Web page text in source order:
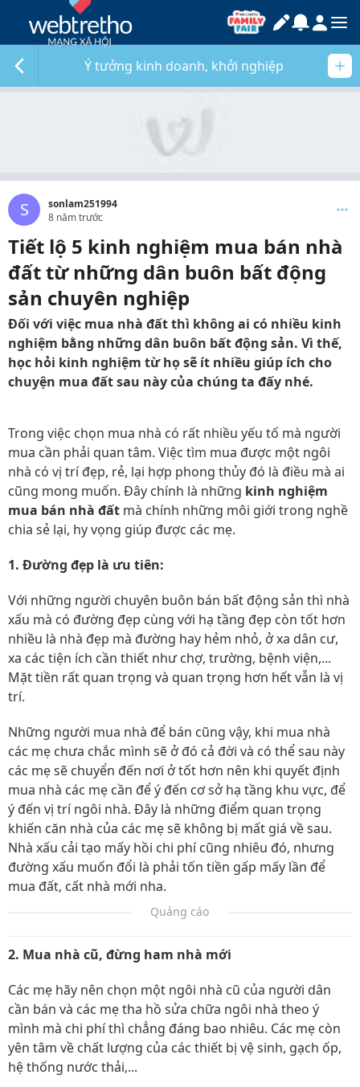
Ý tưởng kinh doanh, khởi nghiệp
S
sonlam251994
8 năm trước
Tiết lộ 5 kinh nghiệm mua bán nhà
đất từ những dân buôn bất động
sản chuyên nghiệp
Đối với việc mua nhà đất thì không ai có nhiều kinh
nghiệm bằng những dân buôn bất động sản. Vì thế,
học hỏi kinh nghiệm từ họ sẽ ít nhiều giúp ích cho
chuyện mua đất sau này của chúng ta đấy nhé.
Trong việc chọn mua nhà có rất nhiều yếu tố mà người
mua cần phải quan tâm. Việc tìm mua được một ngôi
nhà có vị trí đẹp, rẻ, lại hợp phong thủy đó là điều mà ai
cũng mong muốn. Đây chính là những kinh nghiệm
mua bán nhà đất mà chính những môi giới trong nghề
chia sẻ lại, hy vọng giúp được các mẹ.
1. Đường đẹp là ưu tiên:
Với những người chuyên buôn bán bất động sản thì nhà
xấu mà có đường đẹp cùng với hạ tầng đẹp còn tốt hơn
nhiều là nhà đẹp mà đường hay hẻm nhỏ, ở xa dân cư,
xa các tiện ích cần thiết như chợ, trường, bệnh viện,...
Mặt tiền rất quan trọng và quan trọng hơn hết vẫn là vị
trí.
Những người mua nhà để bán cũng vậy, khi mua nhà
các mẹ chưa chắc mình sẽ ở đó cả đời và có thể sau này
các mẹ sẽ chuyển đến nơi ở tốt hơn nên khi quyết định
mua nhà các mẹ cần để ý đến cơ sở hạ tầng khu vực, để
ý đến vị trí ngôi nhà. Đây là những điểm quan trọng
khiến căn nhà của các mẹ sẽ không bị mất giá về sau.
Nhà xấu cải tạo mấy hồi chi phí cũng nhiêu đó, nhưng
đường xấu muốn đổi là phải tốn tiền gấp mấy lần để
mua đất, cất nhà mới nha.
Quảng cáo
2. Mua nhà cũ, đừng ham nhà mới
Các mẹ hãy nên chọn một ngôi nhà cũ của người dân
cần bán và các mẹ tha hồ sửa chữa ngôi nhà theo ý
mình mà chi phí thì chẳng đáng bao nhiêu. Các mẹ còn
yên tâm về chất lượng của các thiết bị vệ sinh, gạch ốp,
hệ thống nước thải,...